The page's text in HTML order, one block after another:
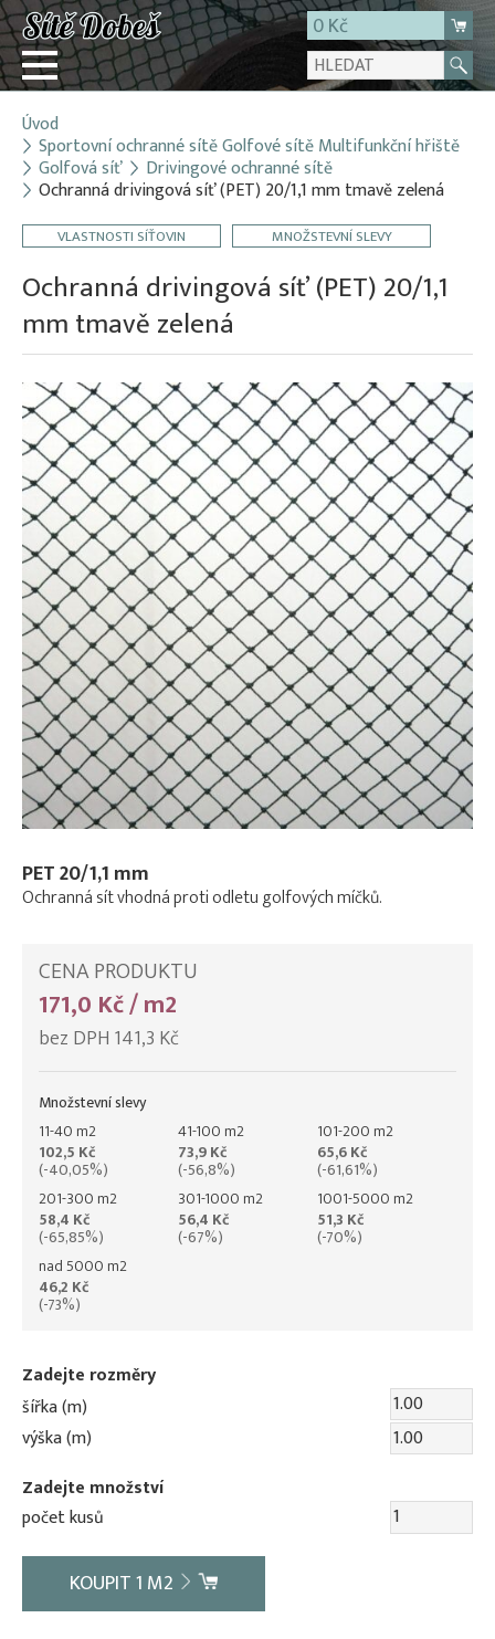
0 Kč
Přihlásit
Registrace
O firmě
Kontakt
Úvod
Sportovní ochranné sítě Golfové sítě Multifunkční hřiště
Golfová síť Drivingové ochranné sítě
Ochranná drivingová síť (PET) 20/1,1 mm tmavě zelená
VLASTNOSTI SÍŤOVIN MNOŽSTEVNÍ SLEVY
Ochranná drivingová síť (PET) 20/1,1
mm tmavě zelená
PET 20/1,1 mm
Ochranná sít vhodná proti odletu golfových míčků.
CENA PRODUKTU
171,0 Kč / m2
bez DPH 141,3 Kč
Množstevní slevy
11-40 m2
102,5 Kč
(-40,05%)
41-100 m2
73,9 Kč
(-56,8%)
101-200 m2
65,6 Kč
(-61,61%)
201-300 m2
58,4 Kč
(-65,85%)
301-1000 m2
56,4 Kč
(-67%)
1001-5000 m2
51,3 Kč
(-70%)
nad 5000 m2
46,2 Kč
(-73%)
Zadejte rozměry
šířka (m)
výška (m)
Zadejte množství
počet kusů
KOUPIT1 M2